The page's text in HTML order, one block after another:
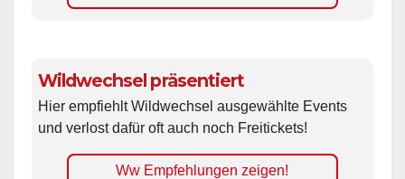
Wildwechsel präsentiert
Hier empfiehlt Wildwechsel ausgewählte Events
und verlost dafür oft auch noch Freitickets!
Ww Empfehlungen zeigen!